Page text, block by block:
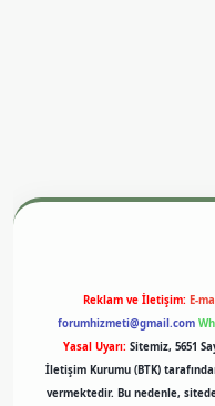
Reklam ve İletişim: E-
forumhizmeti@gmail.com
Yasal Uyarı: Sitemiz, 5651
İletişim Kurumu (BTK)
vermektedir. Bu nedenle,